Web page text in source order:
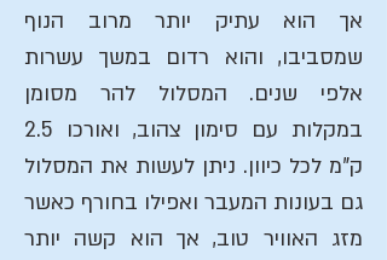
אך הוא עתיק יותר מרוב הנוף
שמסביבו, והוא רדום במשך עשרות
אלפי שנים. המסלול להר מסומן
במקלות עם סימון צהוב, ואורכו 2.5
ק"מ לכל כיוון. ניתן לעשות את המסלול
גם בעונות המעבר ואפילו בחורף כאשר
מזג האוויר טוב, אך הוא קשה יותר